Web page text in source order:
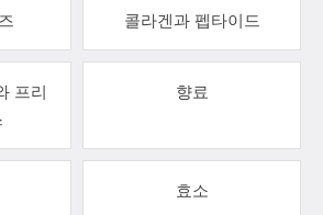
콜라겐과 펩타이드
프리
향료
효소